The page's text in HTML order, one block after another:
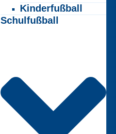
Kinderfußball
Schulfußball